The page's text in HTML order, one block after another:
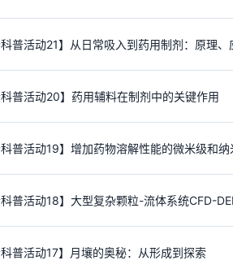
科普活动21】从日常吸入到药用制剂：原理
科普活动20】药用辅料在制剂中的关键作用
科普活动19】增加药物溶解性能的微米级和纳
科普活动18】大型复杂颗粒-流体系统CFD-
科普活动17】月壤的奥秘：从形成到探索